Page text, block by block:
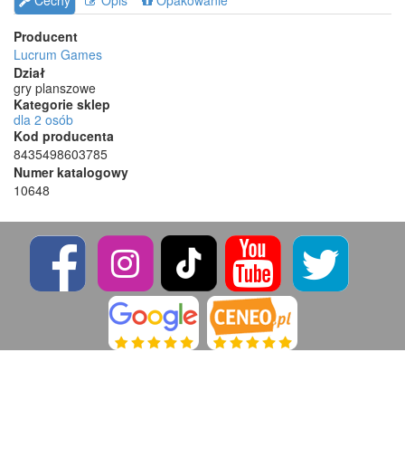
Producent
Lucrum Games
Dział
gry planszowe
Kategorie sklep
dla 2 osób
Kod producenta
8435498603785
Numer katalogowy
10648